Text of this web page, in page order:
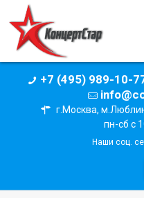
+7 (495) 989-10-
г.Москва,
пн-сб с
Наши соц.